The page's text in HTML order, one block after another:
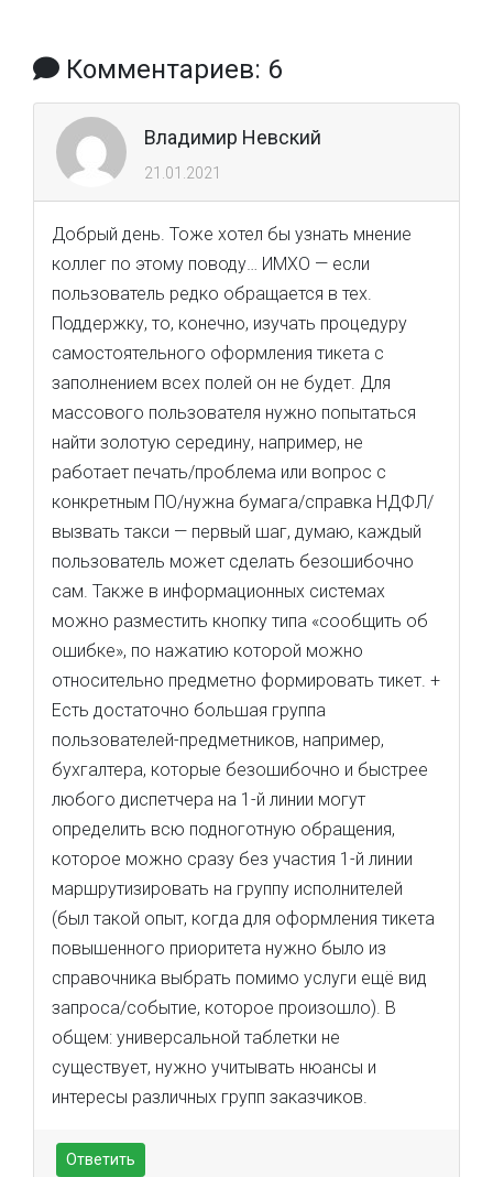
Комментариев: 6
Владимир Невский
21.01.2021
Добрый день. Тоже хотел бы узнать мнение
коллег по этому поводу… ИМХО — если
пользователь редко обращается в тех.
Поддержку, то, конечно, изучать процедуру
самостоятельного оформления тикета с
заполнением всех полей он не будет. Для
массового пользователя нужно попытаться
найти золотую середину, например, не
работает печать/проблема или вопрос с
конкретным ПО/нужна бумага/справка НДФЛ/
вызвать такси — первый шаг, думаю, каждый
пользователь может сделать безошибочно
сам. Также в информационных системах
можно разместить кнопку типа «сообщить об
ошибке», по нажатию которой можно
относительно предметно формировать тикет. +
Есть достаточно большая группа
пользователей-предметников, например,
бухгалтера, которые безошибочно и быстрее
любого диспетчера на 1-й линии могут
определить всю подноготную обращения,
которое можно сразу без участия 1-й линии
маршрутизировать на группу исполнителей
(был такой опыт, когда для оформления тикета
повышенного приоритета нужно было из
справочника выбрать помимо услуги ещё вид
запроса/событие, которое произошло). В
общем: универсальной таблетки не
существует, нужно учитывать нюансы и
интересы различных групп заказчиков.
Ответить